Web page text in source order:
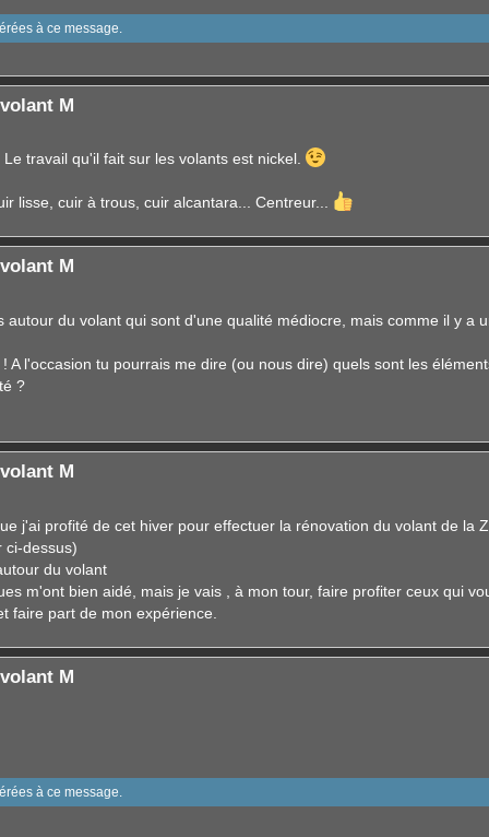
à ce message.
M
travail qu'il fait sur les volants est nickel.
lisse, cuir à trous, cuir alcantara... Centreur...
M
du volant qui sont d'une qualité médiocre, mais comme il y a
l'occasion tu pourrais me dire (ou nous dire) quels sont les
?
M
j'ai profité de cet hiver pour effectuer la rénovation du volant de la
ci-dessus)
du volant
m'ont bien aidé, mais je vais , à mon tour, faire profiter ceux qui
faire part de mon expérience.
M
à ce message.